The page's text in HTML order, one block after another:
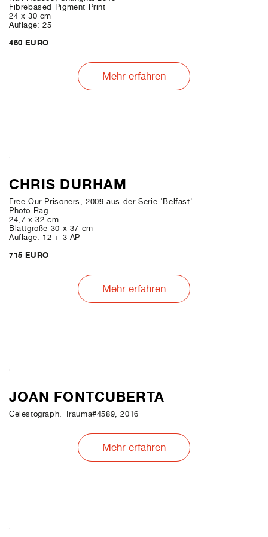
Fibrebased Pigment Print
24 x 30 cm
Auflage: 25
460 EURO
Mehr erfahren
CHRIS DURHAM
Free Our Prisoners, 2009 aus der Serie 'Belfast'
Photo Rag
24,7 x 32 cm
Blattgröße 30 x 37 cm
Auflage: 12 + 3 AP
715 EURO
Mehr erfahren
JOAN FONTCUBERTA
Celestograph. Trauma#4589, 2016
Mehr erfahren